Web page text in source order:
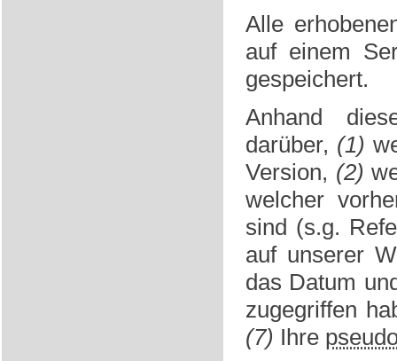
Alle
auf einem
gespeichert.
Anhand
darüber, (1)
Version, (2)
welcher
sind (s.g.
auf unserer
das Datum
zugegriffen
(7) Ihre